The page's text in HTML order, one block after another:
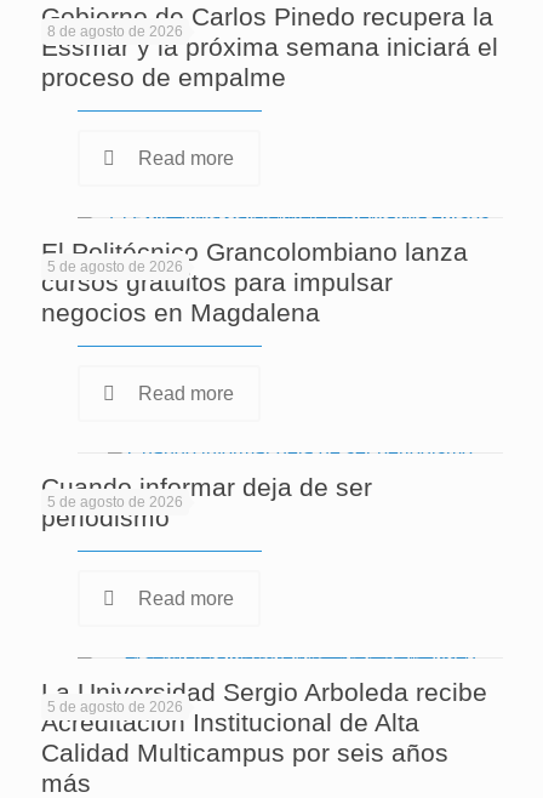
8 de agosto de 2026
Gobierno de Carlos Pinedo recupera la
Essmar y la próxima semana iniciará el
proceso de empalme
Read more
5 de agosto de 2026
El Politécnico Grancolombiano lanza
cursos gratuitos para impulsar
negocios en Magdalena
Read more
5 de agosto de 2026
Cuando informar deja de ser
periodismo
Read more
5 de agosto de 2026
La Universidad Sergio Arboleda recibe
Acreditación Institucional de Alta
Calidad Multicampus por seis años
más